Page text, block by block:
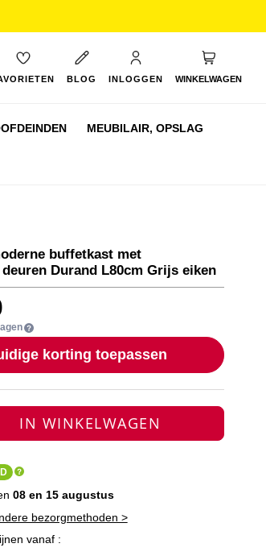
BLOG INLOGGEN WINKELWAGEN
MEUBILAIR, OPSLAG
buffetkast met
Durand L80cm Grijs eiken
korting toepassen
IN WINKELWAGEN
08 en 15 augustus
bezorgmethoden >
vanaf :